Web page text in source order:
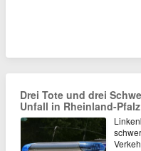
Drei Tote und drei
Unfall in Rheinland-Pfalz